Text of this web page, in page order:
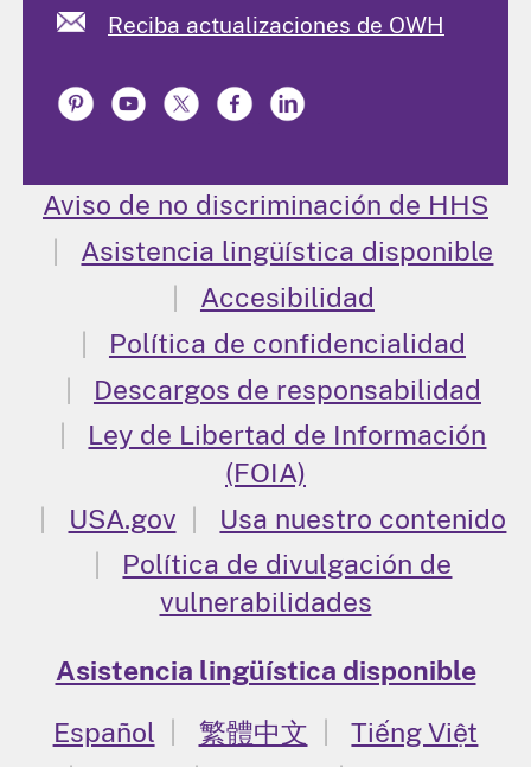
Reciba actualizaciones de OWH
Aviso de no discriminación de HHS
Asistencia lingüística disponible
Accesibilidad
Política de confidencialidad
Descargos de responsabilidad
Ley de Libertad de Información
(FOIA)
USA.gov
Usa nuestro contenido
Política de divulgación de
vulnerabilidades
Asistencia lingüística disponible
Español
繁體中文
Tiếng Việt